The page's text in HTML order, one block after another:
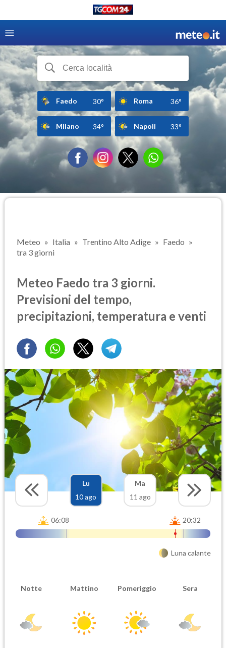
Faedo 30° Roma 36°
Milano 34° Napoli 33°
Meteo Italia Trentino Alto Adige
Faedo
tra 3 giorni
Meteo Faedo tra 3 giorni.
Previsioni del tempo,
precipitazioni, temperatura e venti
Lu
10 ago
Ma
11 ago
06:08 20:32
Luna calante
Notte Mattino Pomeriggio Sera